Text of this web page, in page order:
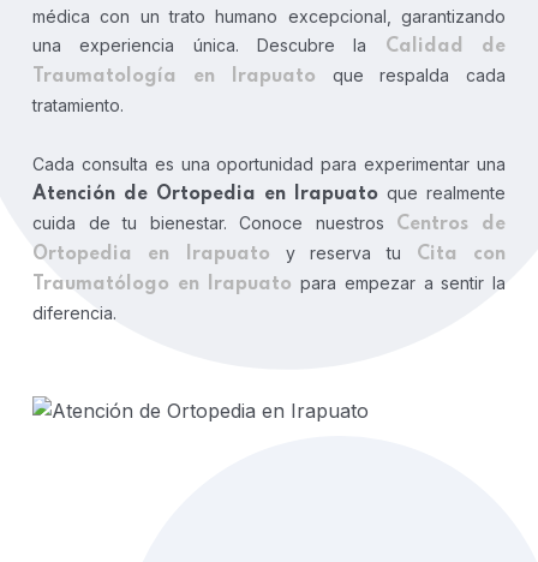
médica con un trato humano excepcional, garantizando
una experiencia única. Descubre la
Calidad de
Traumatología en Irapuato
que respalda cada
tratamiento.
Cada consulta es una oportunidad para experimentar una
Atención de Ortopedia en Irapuato que realmente
cuida de tu bienestar. Conoce nuestros Centros de
Ortopedia en Irapuato y reserva tu Cita con
Traumatólogo en Irapuato para empezar a sentir la
diferencia.